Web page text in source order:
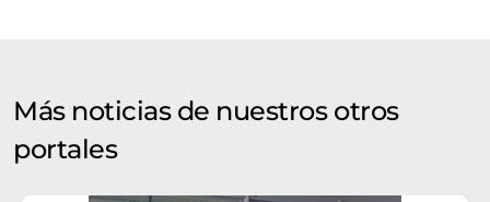
Más noticias de nuestros otros
portales